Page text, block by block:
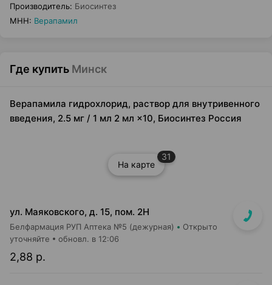
Производитель: Биосинтез
МНН: Верапамил
Где купить Минск
Верапамила гидрохлорид, раствор для внутривенного
введения, 2.5 мг / 1 мл 2 мл ×10, Биосинтез Россия
На карте
31
ул. Маяковского, д. 15, пом. 2Н
Белфармация РУП Аптека №5 (дежурная) Открыто
2,88 р.
уточняйте обновл. в 12:06